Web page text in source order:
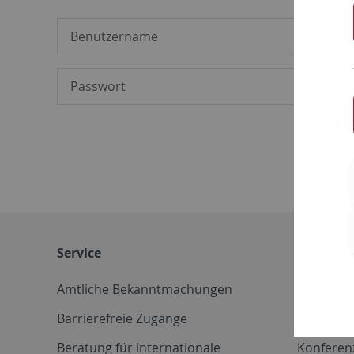
Service
Amtliche Bekanntmachungen
Barrierefreie Zugänge
Beratung für internationale